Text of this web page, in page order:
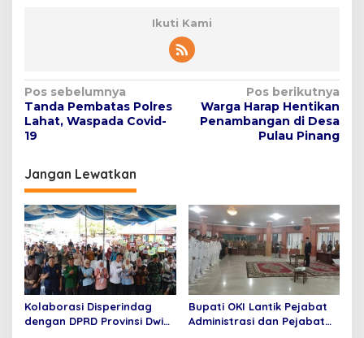
Ikuti Kami
N
a
v
i
g
a
s
i
p
o
s
Pos sebelumnya
Tanda Pembatas Polres
Lahat, Waspada Covid-
19
Pos berikutnya
Warga Harap Hentikan
Penambangan di Desa
Pulau Pinang
Jangan Lewatkan
Kolaborasi Disperindag
dengan DPRD Provinsi Dwi
Bupati OKI Lantik Pejabat
Administrasi dan Pejabat